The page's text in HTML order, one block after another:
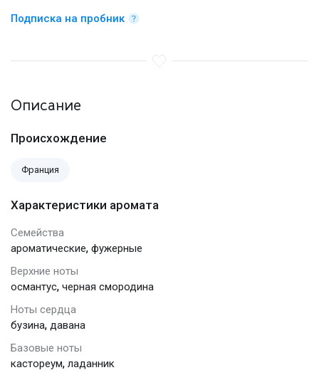
Подписка на пробник
Описание
Происхождение
Франция
Характеристики аромата
Семейства
ароматические, фужерные
Верхние ноты
османтус, черная смородина
Ноты сердца
бузина, давана
Базовые ноты
кастореум, ладанник